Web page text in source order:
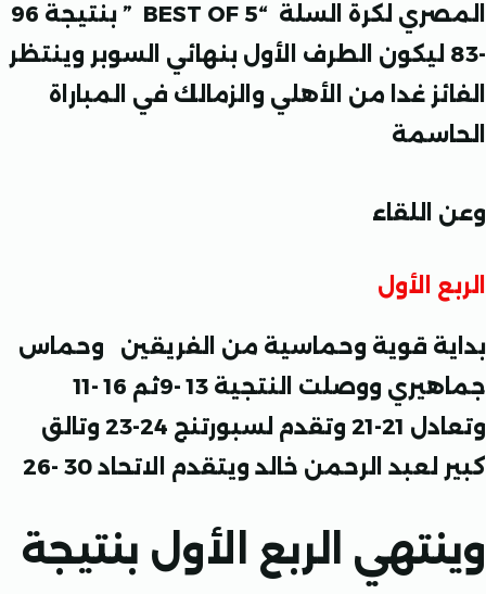
لكرة السلة “BEST OF 5
” بنتيجة 96
ليكون الطرف الأول بنهائي السوبر وينتظر
غدا من الأهلي والزمالك في المباراة
الأول
قوية وحماسية من الفريقين وحماس
جماهيري ووصلت النتجية 13 -9ثم 16 -11
وتعادل 21-21 وتقدم لسبورتنج 24-23 وتالق
الرحمن خالد ويتقدم الاتحاد 30 -26
الربع الأول بنتيجة